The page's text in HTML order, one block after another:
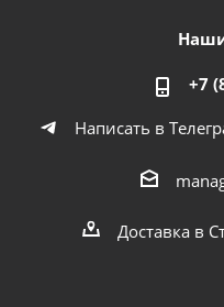
+7
Написать в
Доставка в